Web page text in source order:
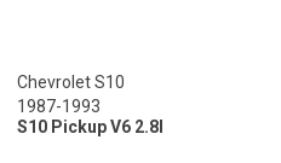
Chevrolet S10
1987-1993
S10 Pickup V6 2.8l